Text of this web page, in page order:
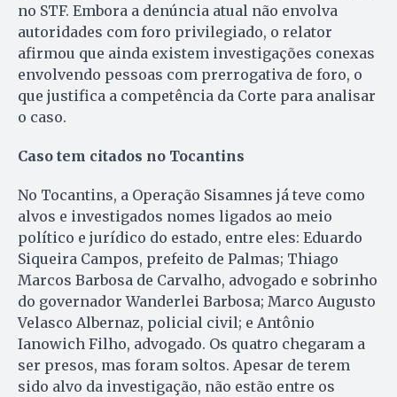
no STF. Embora a denúncia atual não envolva
autoridades com foro privilegiado, o relator
afirmou que ainda existem investigações conexas
envolvendo pessoas com prerrogativa de foro, o
que justifica a competência da Corte para analisar
o caso.
Caso tem citados no Tocantins
No Tocantins, a Operação Sisamnes já teve como
alvos e investigados nomes ligados ao meio
político e jurídico do estado, entre eles: Eduardo
Siqueira Campos, prefeito de Palmas; Thiago
Marcos Barbosa de Carvalho, advogado e sobrinho
do governador Wanderlei Barbosa; Marco Augusto
Velasco Albernaz, policial civil; e Antônio
Ianowich Filho, advogado. Os quatro chegaram a
ser presos, mas foram soltos. Apesar de terem
sido alvo da investigação, não estão entre os